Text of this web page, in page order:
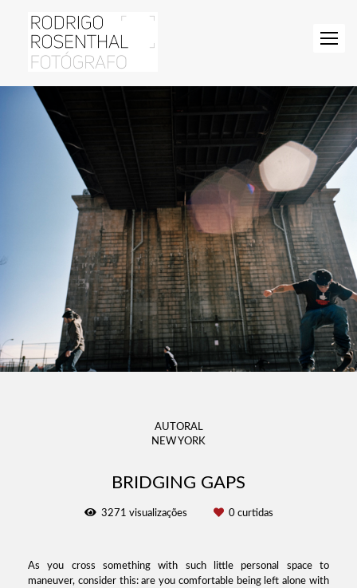
AUTORAL
NEW YORK
BRIDGING GAPS
3271 visualizações 0curtidas
As you cross something with such little personal space to
maneuver, consider this: are you comfortable being left alone with